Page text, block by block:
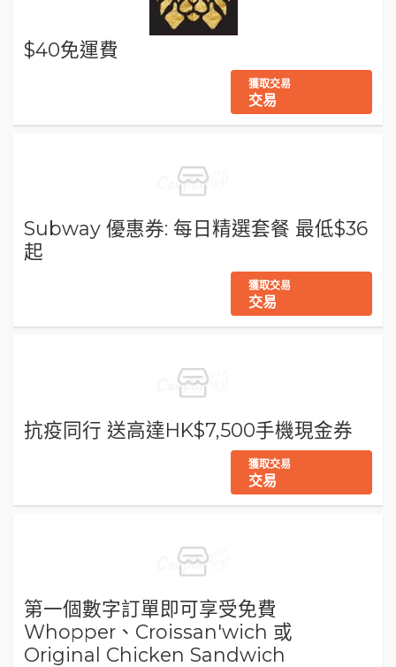
$40免運費
獲取交易
交易
Subway 優惠券: 每日精選套餐 最低$36
起
獲取交易
交易
抗疫同行 送高達HK$7,500手機現金券
獲取交易
交易
第一個數字訂單即可享受免費
Whopper、Croissan'wich 或
Original Chicken Sandwich